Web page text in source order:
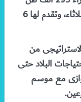
قمح روسى، فى مناقصة جرت اليوم الثلاثاء، وتقدم لها 6
من
البلاد حتى
مع موسم